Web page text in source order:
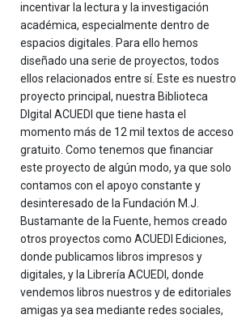
incentivar la lectura y la investigación
académica, especialmente dentro de
espacios digitales. Para ello hemos
diseñado una serie de proyectos, todos
ellos relacionados entre sí. Este es nuestro
proyecto principal, nuestra Biblioteca
DIgital ACUEDI que tiene hasta el
momento más de 12 mil textos de acceso
gratuito. Como tenemos que financiar
este proyecto de algún modo, ya que solo
contamos con el apoyo constante y
desinteresado de la Fundación M.J.
Bustamante de la Fuente, hemos creado
otros proyectos como ACUEDI Ediciones,
donde publicamos libros impresos y
digitales, y la Librería ACUEDI, donde
vendemos libros nuestros y de editoriales
amigas ya sea mediante redes sociales,